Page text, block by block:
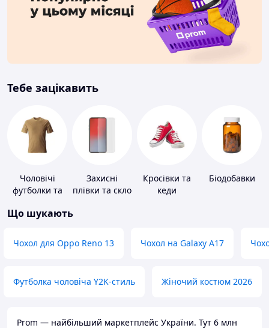
Тебе зацікавить
Чоловічі
футболки та
Захисні
плівки та скло
Кросівки та
кеди
Біодобавки
Що шукають
Чохол для Oppo Reno 13 Чохол на Galaxy A17
Футболка чоловіча Y2K-стиль Жіночий костюм 2026
Prom — найбільший маркетплейс України. Тут 6 млн